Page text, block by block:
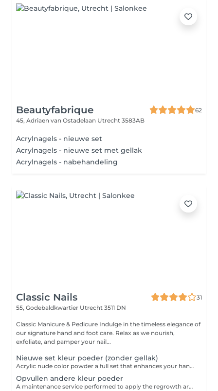
Beautyfabrique
62
45, Adriaen van Ostadelaan Utrecht 3583AB
Acrylnagels - nieuwe set
Acrylnagels - nieuwe set met gellak
Acrylnagels - nabehandeling
Classic Nails
31
55, Godebaldkwartier Utrecht 3511 DN
Classic Manicure & Pedicure Indulge in the timeless elegance of
our signature hand and foot care. Relax as we nourish,
exfoliate, and pamper your nail...
Nieuwe set kleur poeder (zonder gellak)
Acrylic nude color powder a full set that enhances your hand with a soft, natural, and refined look.
Opvullen andere kleur poeder
A maintenance service performed to apply the regrowth area with a another color acrylic powder after your acrylic set has grown out, restore a fresh and seamless appearance.